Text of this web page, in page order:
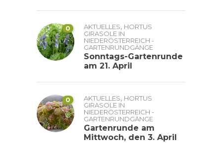
0 AKTUELLES, HORTUS
GIRASOLE IN
NIEDERÖSTERREICH -
GARTENRUNDGÄNGE
Sonntags-Gartenrunde
am 21. April
0 AKTUELLES, HORTUS
GIRASOLE IN
NIEDERÖSTERREICH -
GARTENRUNDGÄNGE
Gartenrunde am
Mittwoch, den 3. April